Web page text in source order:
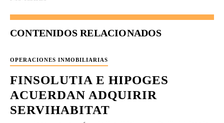
CONTENIDOS RELACIONADOS
OPERACIONES INMOBILIARIAS
FINSOLUTIA E HIPOGES
ACUERDAN ADQUIRIR
SERVIHABITAT